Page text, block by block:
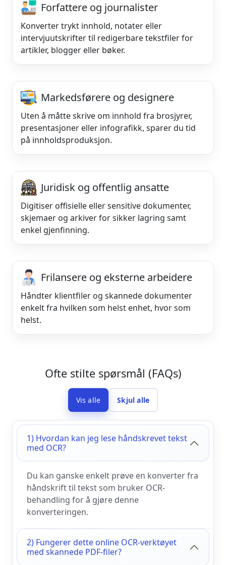
Forfattere og journalister
Konverter trykt innhold, notater eller
intervjuutskrifter til redigerbare tekstfiler for
artikler, blogger eller bøker.
Markedsførere og designere
Uten å måtte skrive om innhold fra brosjyrer,
presentasjoner eller infografikk, sparer du tid
på innholdsproduksjon.
Juridisk og offentlig ansatte
Digitiser offisielle eller sensitive dokumenter,
skjemaer og arkiver for sikker lagring samt
enkel gjenfinning.
Frilansere og eksterne arbeidere
Håndter klientfiler og skannede dokumenter
enkelt fra hvilken som helst enhet, hvor som
helst.
Ofte stilte spørsmål (FAQs)
Vis alle Skjul alle
1) Hvordan kan jeg lese håndskrevet tekst
med OCR?
Du kan ganske enkelt prøve en konverter fra
håndskrift til tekst som bruker OCR-
behandling for å gjøre denne
konverteringen.
2) Fungerer dette online OCR-verktøyet
med skannede PDF-filer?